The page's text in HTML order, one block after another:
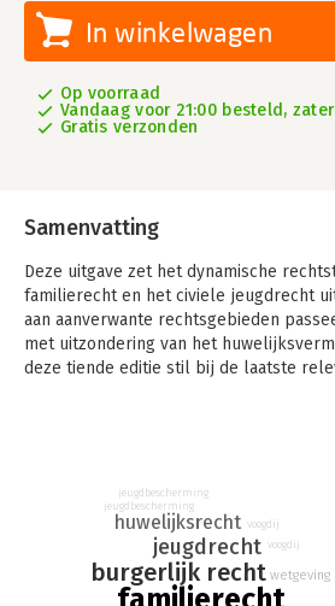
In winkelwagen
Op voorraad
Vandaag voor 21:00 besteld,
Gratis verzonden
Samenvatting
Deze uitgave zet het dynamische
familierecht en het civiele jeugdrecht
aan aanverwante rechtsgebieden
met uitzondering van het
deze tiende editie stil bij de laatste
personen- en familierecht. De lezer
uiteenlopende rechtsgebieden die
uitzondering van het
De auteurs zijn erin geslaagd een
burgerlijk recht
jeugdrecht
huwelijksrecht
wetgeving
voogdij
jeugdbescherming
voogdij
jeugdbescherming